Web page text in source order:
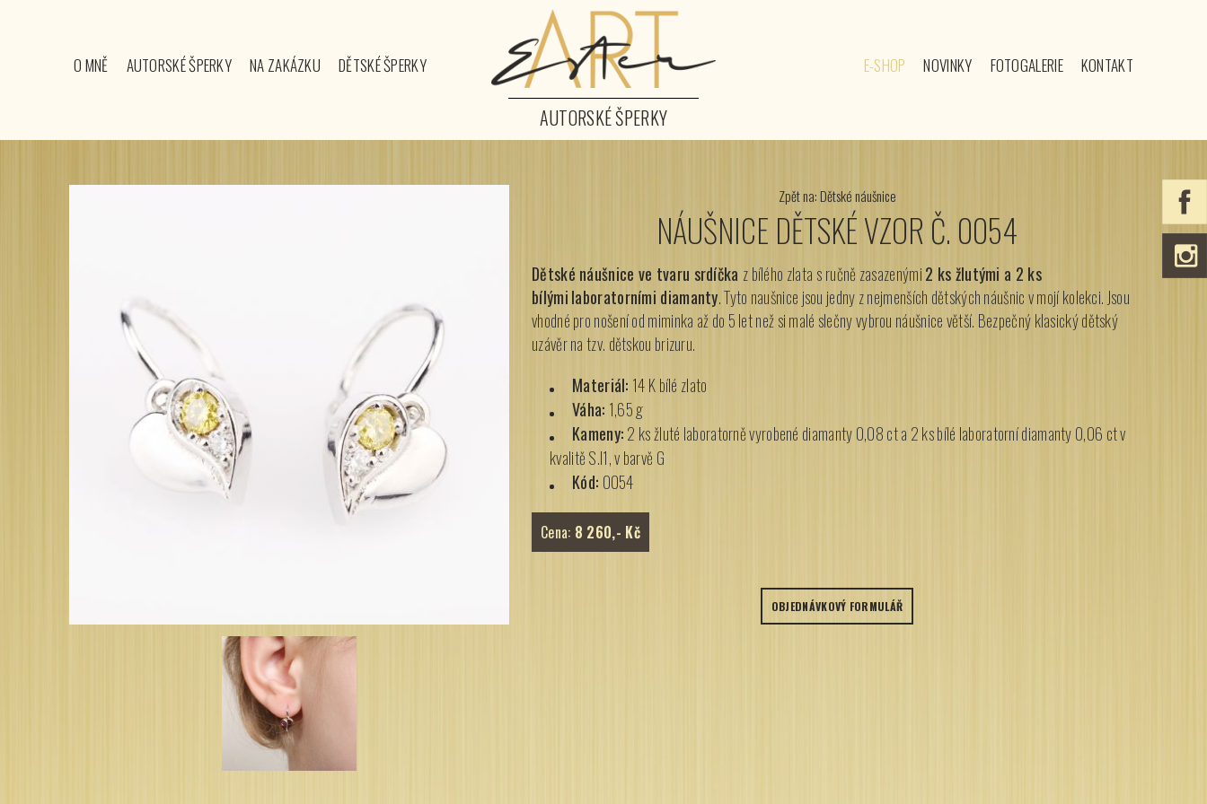
O MNĚ AUTORSKÉ ŠPERKY NA ZAKÁZKU DĚTSKÉ ŠPERKY E-SHOP NOVINKY FOTOGALERIE KONTAKT
AUTORSKÉ ŠPERKY
Zpět na: Dětské náušnice
NÁUŠNICE DĚTSKÉ VZOR Č. 0054
Dětské náušnice ve tvaru srdíčka z bílého zlata s ručně zasazenými2 ks žlutými a 2 ks
bílýmilaboratorními diamanty. Tyto naušnice jsou jedny z nejmenších dětských náušnic v mojí kolekci. Jsou
vhodné pro nošení od miminka až do 5 let než si malé slečny vybrou náušnice větší. Bezpečný klasický dětský
uzávěr na tzv. dětskou brizuru.
Materiál: 14 K bílé zlato
Váha: 1,65 g
Kameny:2 ks žluté laboratorně vyrobené diamanty 0,08 ct a 2 ks bílé laboratorní diamanty 0,06 ct v
kvalitě S.I1, v barvě G
Kód: 0054
Cena: 8 260,- Kč
OBJEDNÁVKOVÝ FORMULÁŘ